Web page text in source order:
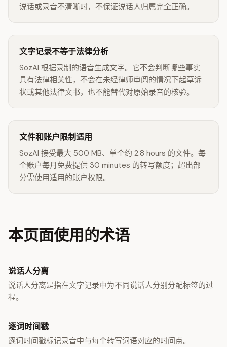
说话或录音不清晰时，不保证说话人归属完全正确。
文字记录不等于法律分析
SozAI 根据录制的语音生成文字。它不会判断哪些事实
具有法律相关性，不会在未经律师审阅的情况下起草诉
状或其他法律文书，也不能替代对原始录音的核验。
文件和账户限制适用
SozAI 接受最大 500 MB、单个约 2.8 hours 的文件。每
个账户每月免费提供 30 minutes 的转写额度；超出部
分需使用适用的账户权限。
本页面使用的术语
说话人分离
说话人分离是指在文字记录中为不同说话人分别分配标签的过
程。
逐词时间戳
逐词时间戳标记录音中与每个转写词语对应的时间点。